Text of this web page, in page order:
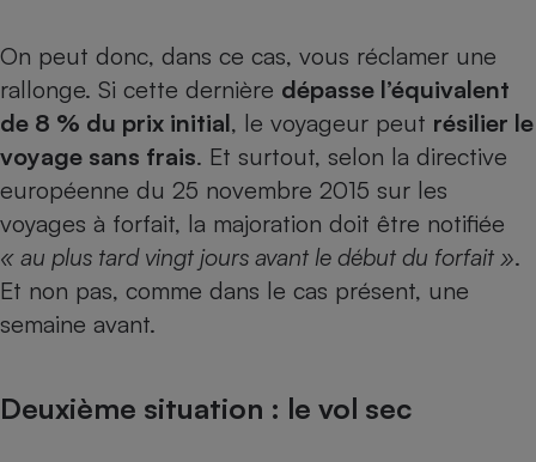
On peut donc, dans ce cas, vous réclamer une
rallonge. Si cette dernière dépasse l’équivalent
de 8 % du prix initial, le voyageur peut résilier le
voyage sans frais. Et surtout, selon la directive
européenne du 25 novembre 2015 sur les
voyages à forfait, la majoration doit être notifiée
« au plus tard vingt jours avant le début du forfait ».
Et non pas, comme dans le cas présent, une
semaine avant.
Deuxième situation : le vol sec